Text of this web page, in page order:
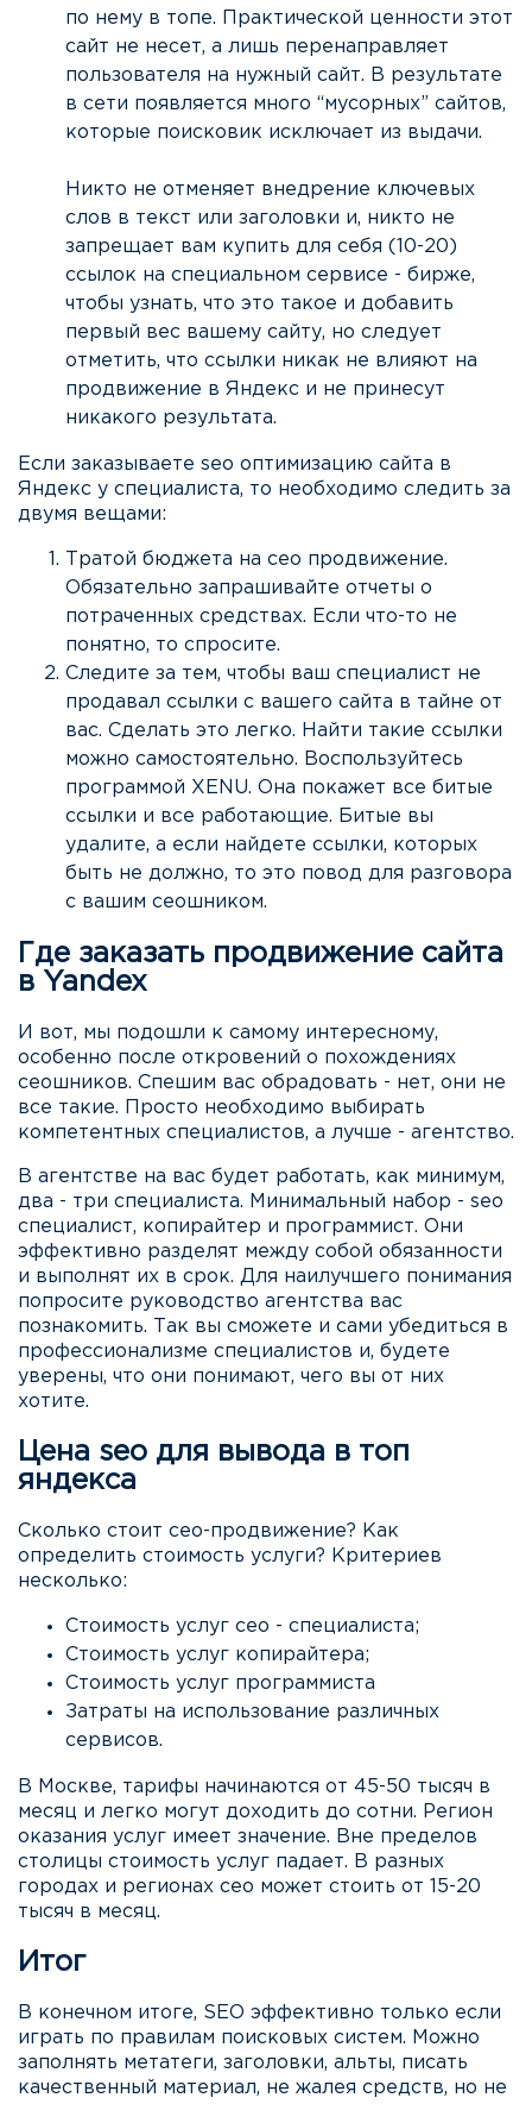
по нему в топе. Практической ценности этот
сайт не несет, а лишь перенаправляет
пользователя на нужный сайт. В результате
в сети появляется много “мусорных” сайтов,
которые поисковик исключает из выдачи.
Никто не отменяет внедрение ключевых
слов в текст или заголовки и, никто не
запрещает вам купить для себя (10-20)
ссылок на специальном сервисе - бирже,
чтобы узнать, что это такое и добавить
первый вес вашему сайту, но следует
отметить, что ссылки никак не влияют на
продвижение в Яндекс и не принесут
никакого результата.
Если заказываете seo оптимизацию сайта в
Яндекс у специалиста, то необходимо следить за
двумя вещами:
Тратой бюджета на сео продвижение.
Обязательно запрашивайте отчеты о
потраченных средствах. Если что-то не
понятно, то спросите.
Следите за тем, чтобы ваш специалист не
продавал ссылки с вашего сайта в тайне от
вас. Сделать это легко. Найти такие ссылки
можно самостоятельно. Воспользуйтесь
программой XENU. Она покажет все битые
ссылки и все работающие. Битые вы
удалите, а если найдете ссылки, которых
быть не должно, то это повод для разговора
с вашим сеошником.
Где заказать продвижение сайта
в Yandex
И вот, мы подошли к самому интересному,
особенно после откровений о похождениях
сеошников. Спешим вас обрадовать - нет, они не
все такие. Просто необходимо выбирать
компетентных специалистов, а лучше - агентство.
В агентстве на вас будет работать, как минимум,
два - три специалиста. Минимальный набор - seo
специалист, копирайтер и программист. Они
эффективно разделят между собой обязанности
и выполнят их в срок. Для наилучшего понимания
попросите руководство агентства вас
познакомить. Так вы сможете и сами убедиться в
профессионализме специалистов и, будете
уверены, что они понимают, чего вы от них
хотите.
Цена seo для вывода в топ
яндекса
Сколько стоит сео-продвижение? Как
определить стоимость услуги? Критериев
несколько:
Стоимость услуг сео - специалиста;
Стоимость услуг копирайтера;
Стоимость услуг программиста
Затраты на использование различных
сервисов.
В Москве, тарифы начинаются от 45-50 тысяч в
месяц и легко могут доходить до сотни. Регион
оказания услуг имеет значение. Вне пределов
столицы стоимость услуг падает. В разных
городах и регионах сео может стоить от 15-20
тысяч в месяц.
Итог
В конечном итоге, SEO эффективно только если
играть по правилам поисковых систем. Можно
заполнять метатеги, заголовки, альты, писать
качественный материал, не жалея средств, но не